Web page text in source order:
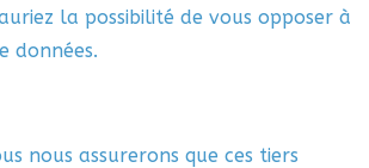
la possibilité de vous opposer à
données.
nous assurerons que ces tiers